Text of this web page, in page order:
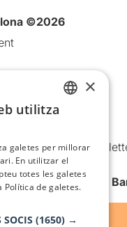
©2026
comercials i
newsletter de Teatre
×
utilitza
galetes per millorar
En utilitzar el
totes les galetes
Política de galetes.
SOCIS (1650) →